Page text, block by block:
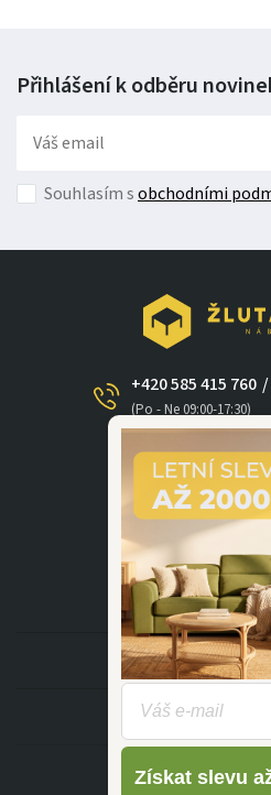
Přihlášení k odběru
Souhlasím sobchodními
+420 585 415 760
(Po - Ne 09:00-17:30)
/
INFORMACE
Získat slevu